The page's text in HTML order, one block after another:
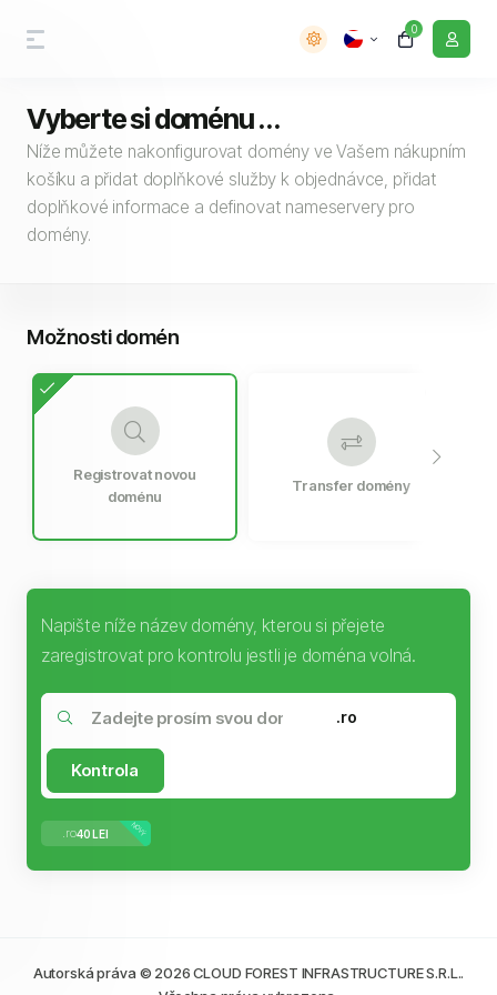
0
Vyberte si doménu ...
Níže můžete nakonfigurovat domény ve Vašem nákupním
košíku a přidat doplňkové služby k objednávce, přidat
doplňkové informace a definovat nameservery pro
domény.
Možnosti domén
Registrovat novou
doménu
Transfer domény
Napište níže název domény, kterou si přejete
zaregistrovat pro kontrolu jestli je doména volná.
.ro
Kontrola
NOVÝ
.ro40 LEI
Autorská práva © 2026 CLOUD FOREST INFRASTRUCTURE S.R.L..